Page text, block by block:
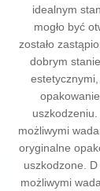
idealnym
mogło być
zostało
dobrym
możliwymi
oryginalne
uszkodzone.
możliwymi